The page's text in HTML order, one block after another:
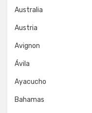
Australia
Austria
Avignon
Ávila
Ayacucho
Bahamas